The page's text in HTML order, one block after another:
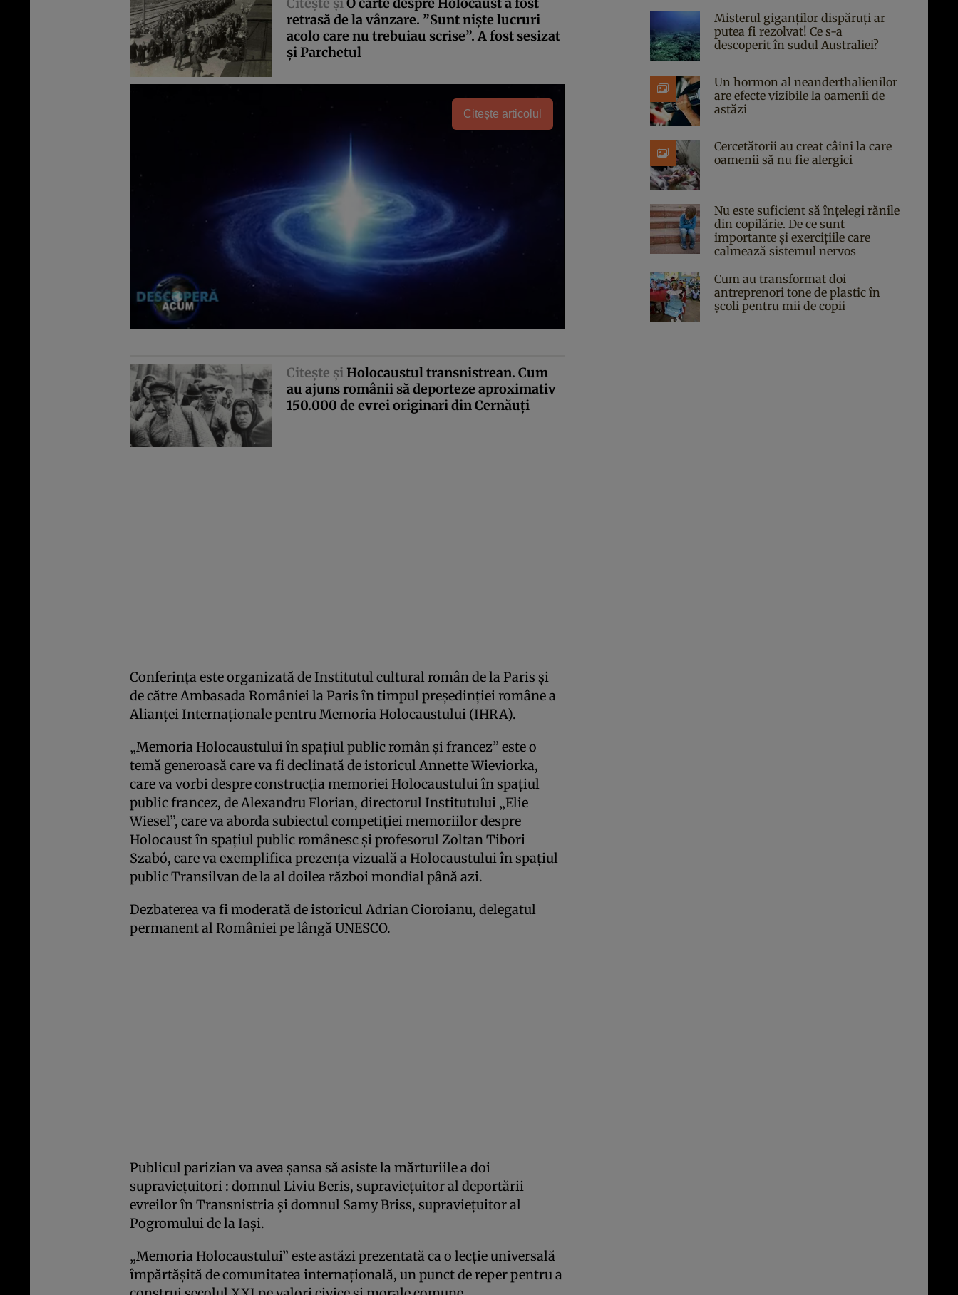
retrasă de la vânzare. ”Sunt nişte lucruri
acolo care nu trebuiau scrise”. A fost sesizat
şi Parchetul
Citește articolul
Citeşte şiHolocaustul transnistrean. Cum
au ajuns românii să deporteze aproximativ
150.000 de evrei originari din Cernăuţi
Conferinţa este organizată de Institutul cultural român de la Paris şi
de către Ambasada României la Paris în timpul preşedinţiei române a
Alianţei Internaţionale pentru Memoria Holocaustului (IHRA).
„Memoria Holocaustului în spaţiul public român şi francez” este o
temă generoasă care va fi declinată de istoricul Annette Wieviorka,
care va vorbi despre construcţia memoriei Holocaustului în spaţiul
public francez, de Alexandru Florian, directorul Institutului „Elie
Wiesel”, care va aborda subiectul competiţiei memoriilor despre
Holocaust în spaţiul public românesc şi profesorul Zoltan Tibori
Szabó, care va exemplifica prezenţa vizuală a Holocaustului în spaţiul
public Transilvan de la al doilea război mondial până azi.
Dezbaterea va fi moderată de istoricul Adrian Cioroianu, delegatul
permanent al României pe lângă UNESCO.
Publicul parizian va avea şansa să asiste la mărturiile a doi
supravieţuitori : domnul Liviu Beris, supravieţuitor al deportării
evreilor în Transnistria şi domnul Samy Briss, supravieţuitor al
Pogromului de la Iaşi.
„Memoria Holocaustului” este astăzi prezentată ca o lecţie universală
împărtăşită de comunitatea internaţională, un punct de reper pentru a
Misterul giganților dispăruți ar
putea fi rezolvat! Ce s-a
descoperit în sudul Australiei?
Un hormon al neanderthalienilor
are efecte vizibile la oamenii de
astăzi
Cercetătorii au creat câini la care
oamenii să nu fie alergici
Nu este suficient să înțelegi rănile
din copilărie. De ce sunt
importante și exercițiile care
calmează sistemul nervos
Cum au transformat doi
antreprenori tone de plastic în
școli pentru mii de copii